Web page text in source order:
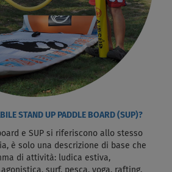
STAND UP PADDLE BOARD (SUP)?
e SUP si riferiscono allo stesso
è solo una descrizione di base che
di attività: ludica estiva,
surf, pesca, yoga, rafting,